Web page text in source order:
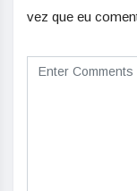
vez que eu